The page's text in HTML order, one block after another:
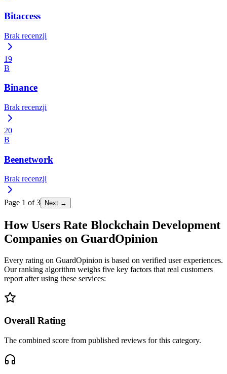
Bitaccess
Brak recenzji
19
B
Binance
Brak recenzji
20
B
Beenetwork
Brak recenzji
Page 1 of3 Next →
How Users Rate Blockchain Development
Companies on GuardOpinion
Every rating on GuardOpinion is based on verified user experiences.
Our ranking algorithm weighs five key factors that real customers
report after using these services:
Overall Rating
The combined score from published reviews for this category.